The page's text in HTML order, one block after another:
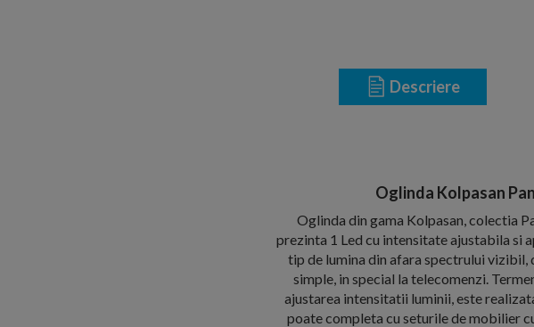
Descriere
Oglinda Kolpasan
Oglinda din gama Kolpasan, colectia
prezinta 1 Led cu intensitate ajustabila si
tip de lumina din afara spectrului
simple, in special la telecomenzi.
ajustarea intensitatii luminii, este
poate completa cu seturile de mobilier